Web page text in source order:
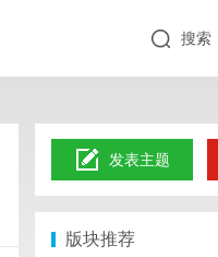
搜索
发表主题
版块推荐